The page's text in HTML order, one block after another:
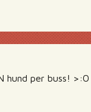
hund per buss! >:O